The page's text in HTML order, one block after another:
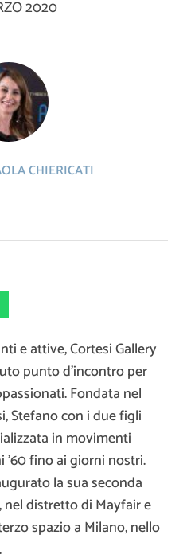
2020
CHIERICATI
e attive, Cortesi Gallery
punto d’incontro per
Fondata nel
Stefano con i due figli
in movimenti
fino ai giorni nostri.
la sua seconda
distretto di Mayfair e
spazio a Milano, nello